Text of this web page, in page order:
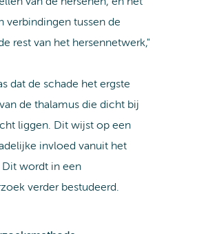
verbindingen tussen de
rest van het hersennetwerk,"
dat de schade het ergste
de thalamus die dicht bij
liggen. Dit wijst op een
invloed vanuit het
Dit wordt in een
verder bestudeerd.